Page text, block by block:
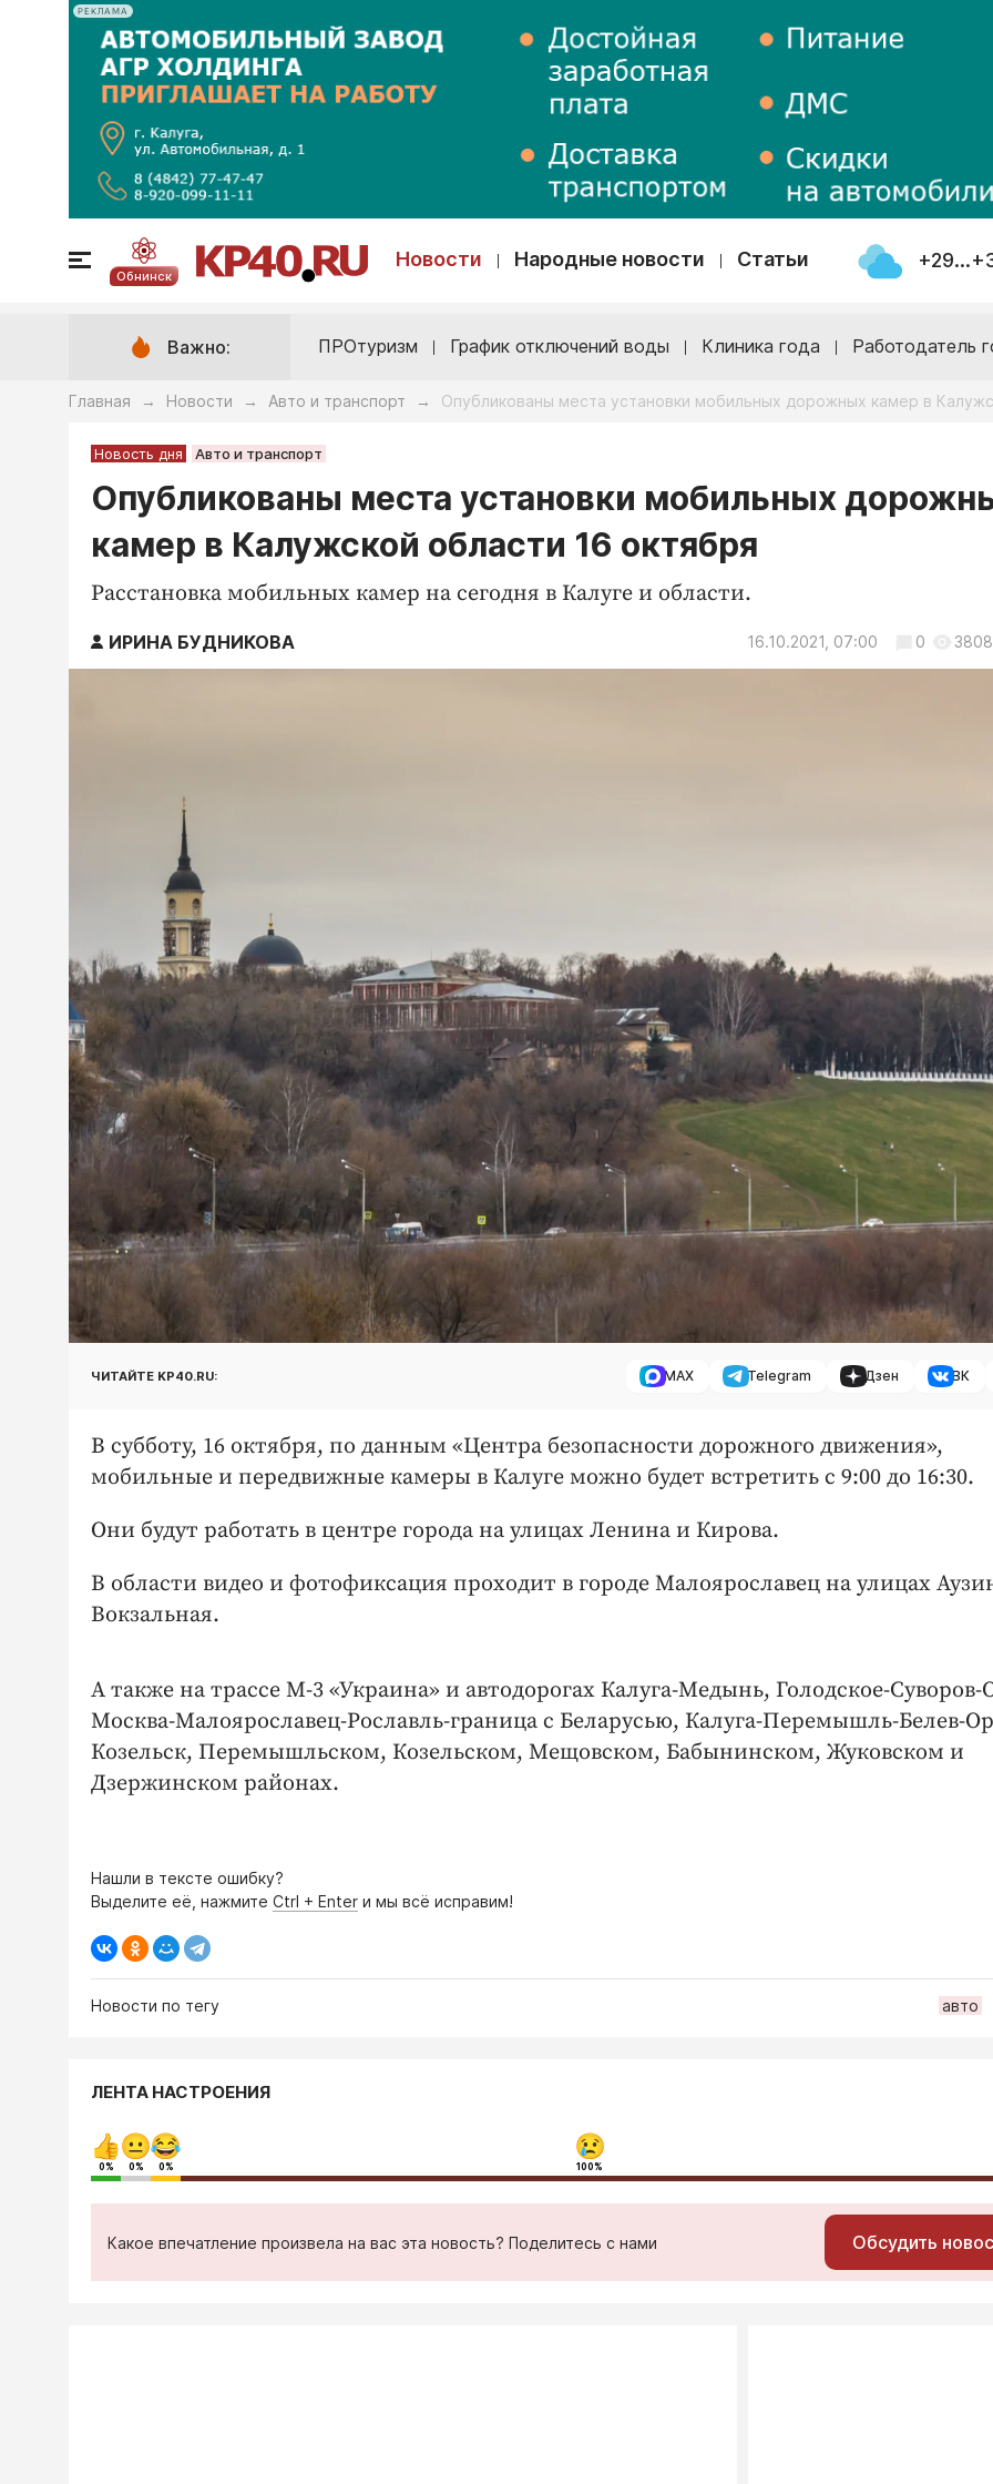
РЕКЛАМА
Обнинск
Новости Народные новости Статьи
Важно: ПРОтуризм График отключений воды Клиника года Работодатель
Главная → Новости → Авто и транспорт → Опубликованы места установки мобильных дорожных камер в
Новость дня Авто и транспорт
Опубликованы места установки мобильных
камер в Калужской области 16 октября
Расстановка мобильных камер на сегодня в Калуге и области.
ИРИНА БУДНИКОВА 16.10.2021, 07:00 0 3808
ЧИТАЙТЕ KP40.RU: MAX Telegram Дзен ВК
В субботу, 16 октября, по данным «Центра безопасности дорожного движения»,
мобильные и передвижные камеры в Калуге можно будет встретить с 9:00 до 16:30.
Они будут работать в центре города на улицах Ленина и Кирова.
В области видео и фотофиксация проходит в городе Малоярославец на улицах
Вокзальная.
А также на трассе М-3 «Украина» и автодорогах Калуга-Медынь, Голодское-Суворов-
Москва-Малоярославец-Рославль-граница с Беларусью, Калуга-Перемышль-Белев-
Козельск, Перемышльском, Козельском, Мещовском, Бабынинском, Жуковском и
Дзержинском районах.
Нашли в тексте ошибку?
Выделите её, нажмите Ctrl + Enter и мы всё исправим!
Новости по тегу авто
ЛЕНТА НАСТРОЕНИЯ
0% 0% 0% 100%
Какое впечатление произвела на вас эта новость? Поделитесь с нами Обсудить